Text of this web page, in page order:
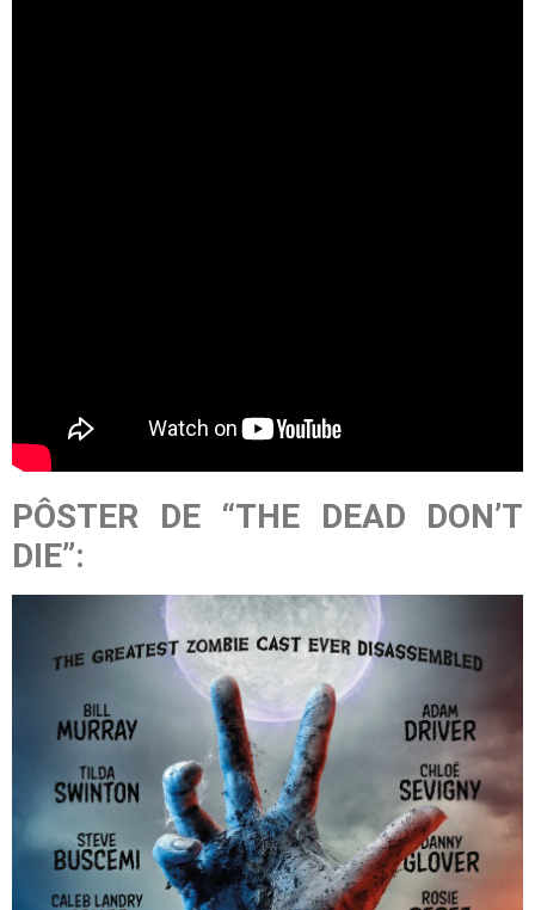
PÔSTER DE “THE DEAD DON’T
DIE”: